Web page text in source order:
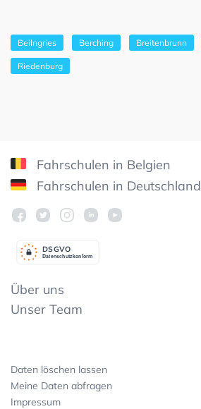
Beilngries Berching Breitenbrunn
Riedenburg
Fahrschulen in Belgien
Fahrschulen in Deutschland
Datenschutzkonform
DSGVO
Über uns
Unser Team
Daten löschen lassen
Meine Daten abfragen
Impressum